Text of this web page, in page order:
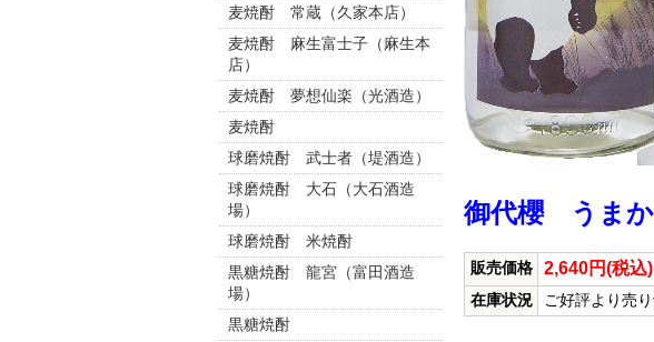
麦焼酎 常蔵（久家本店）
麦焼酎 麻生富士子（麻生本
店）
麦焼酎 夢想仙楽（光酒造）
麦焼酎
球磨焼酎 武士者（堤酒造）
球磨焼酎 大石（大石酒造
場）
球磨焼酎 米焼酎
黒糖焼酎 龍宮（富田酒造
場）
黒糖焼酎
御代櫻 うまか
販売価格 2,640円(税込)
在庫状況 ご好評より売